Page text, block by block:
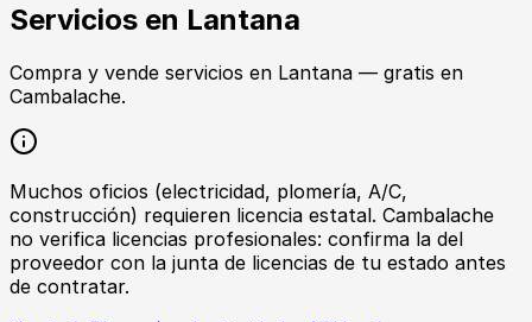
Servicios en Lantana
Compra y vende servicios en Lantana — gratis en
Cambalache.
Muchos oficios (electricidad, plomería, A/C,
construcción) requieren licencia estatal. Cambalache
no verifica licencias profesionales: confirma la del
proveedor con la junta de licencias de tu estado antes
de contratar.